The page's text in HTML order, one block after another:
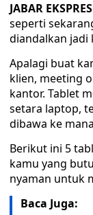
JABAR EKSPRES
seperti
diandalkan jadi
Apalagi buat
klien, meeting
kantor. Tablet
setara laptop,
dibawa ke
Berikut ini 5
kamu yang
nyaman untuk
Baca Juga: